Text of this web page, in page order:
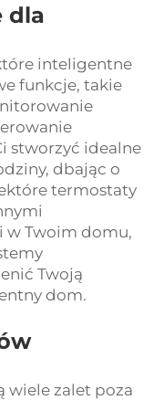
dla
inteligentne
funkcje, takie
stworzyć idealne
dbając o
termostaty
Twoim domu,
Twoją
dom.
wiele zalet poza